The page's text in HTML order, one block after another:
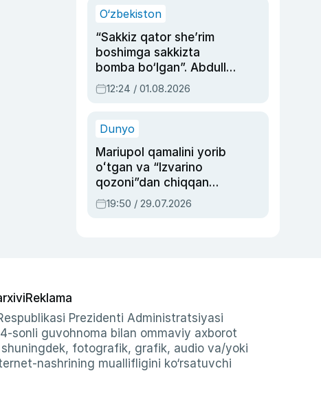
O‘zbekiston
“Sakkiz qator she’rim
boshimga sakkizta
bomba bo‘lgan”. Abdulla
Oripovni siyosiy
ayblovlardan asrab
12:24 / 01.08.2026
Dunyo
Mariupol qamalini yorib
oʻtgan va “Izvarino
qozoni”dan chiqqan
qahramon — Ukraina
armiyasi bosh
19:50 / 29.07.2026
Reklama
Prezidenti Administratsiyasi
sonli guvohnoma bilan ommaviy axborot
fotografik, grafik, audio va/yoki
nashrining muallifligini ko‘rsatuvchi